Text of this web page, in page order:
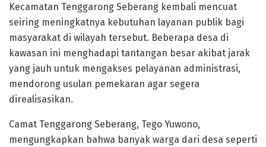
Kecamatan Tenggarong Seberang kembali mencuat
seiring meningkatnya kebutuhan layanan publik bagi
masyarakat di wilayah tersebut. Beberapa desa di
kawasan ini menghadapi tantangan besar akibat jarak
yang jauh untuk mengakses pelayanan administrasi,
mendorong usulan pemekaran agar segera
direalisasikan.
Camat Tenggarong Seberang, Tego Yuwono,
mengungkapkan bahwa banyak warga dari desa seperti